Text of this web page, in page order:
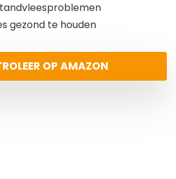
gezond te houden
OP AMAZON